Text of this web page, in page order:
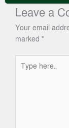
Leave a
Your email
marked *
here..